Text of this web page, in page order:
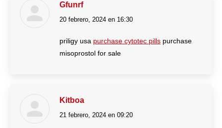
Gfunrf
dice:
20 febrero, 2024 en 16:30
priligy usa purchase cytotec pills purchase
misoprostol for sale
Kitboa
dice:
21 febrero, 2024 en 09:20